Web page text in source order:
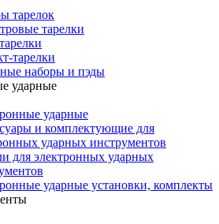
тарелок
тарелки
тарелки
наборы и пэды
ударные
ударные
и комплектующие для
ударных инструментов
для электронных ударных
ударные установки, комплекты